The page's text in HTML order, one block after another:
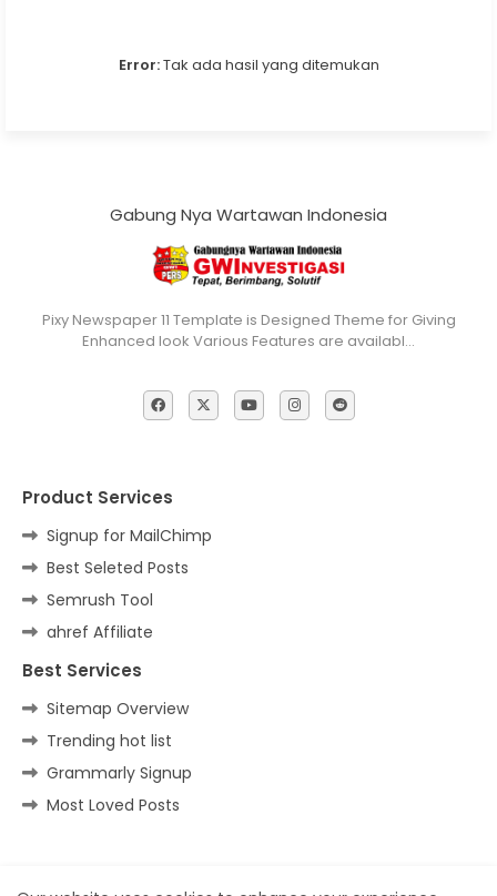
Error:Tak ada hasil yang ditemukan
Gabung Nya Wartawan Indonesia
Pixy Newspaper 11 Template is Designed Theme for Giving
Enhanced look Various Features are availabl…
Product Services
Signup for MailChimp
Best Seleted Posts
Semrush Tool
ahref Affiliate
Best Services
Sitemap Overview
Trending hot list
Grammarly Signup
Most Loved Posts
Home Contact us Privacy Policy